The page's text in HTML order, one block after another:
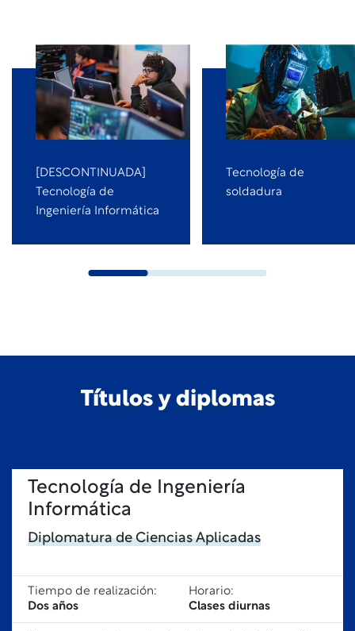
[DESCONTINUADA]
Tecnología de
Ingeniería Informática
Tecnología de
soldadura
Títulos y diplomas
Tecnología de Ingeniería
Informática
Diplomatura de Ciencias Aplicadas
Tiempo de realización:
Dos años
Horario:
Clases diurnas